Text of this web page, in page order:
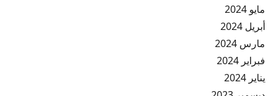
مايو 2024
أبريل 2024
مارس 2024
فبراير 2024
يناير 2024